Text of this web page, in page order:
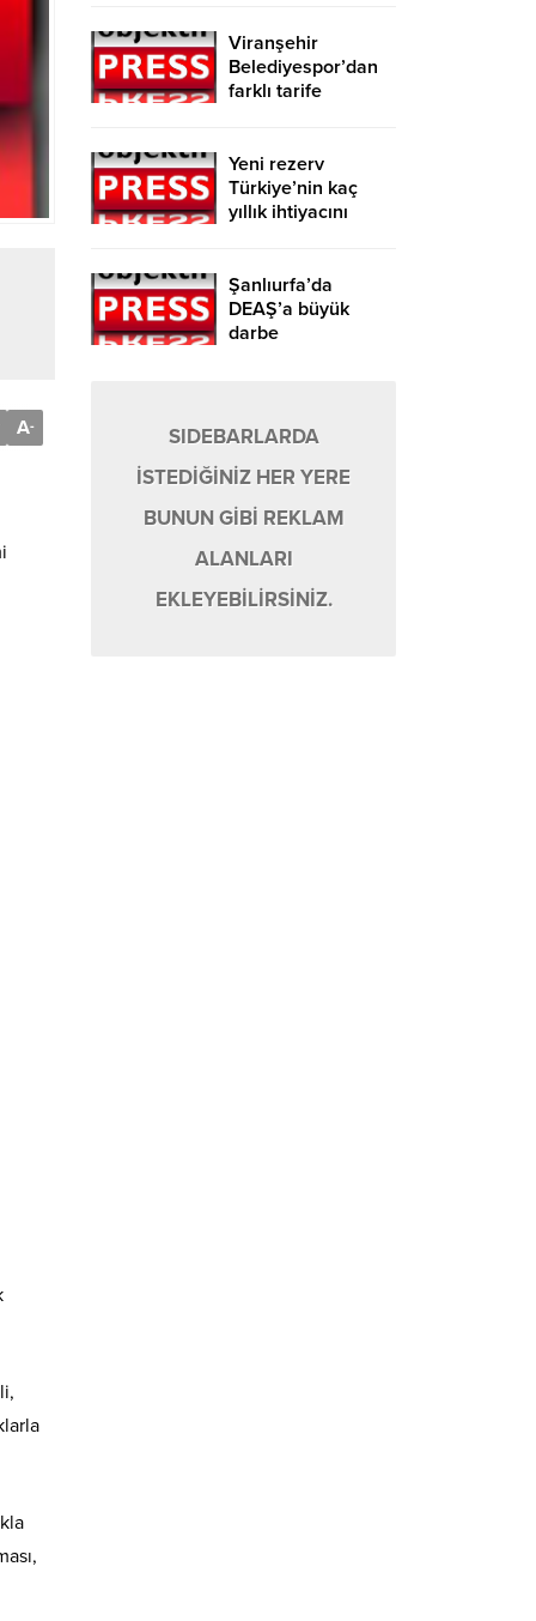
A-
Viranşehir
Belediyespor’dan
farklı tarife
Yeni rezerv
Türkiye’nin kaç
yıllık ihtiyacını
Şanlıurfa’da
DEAŞ’a büyük
darbe
SIDEBARLARDA
İSTEDİĞİNİZ HER YERE
BUNUN GİBİ REKLAM
ALANLARI
EKLEYEBİLİRSİNİZ.